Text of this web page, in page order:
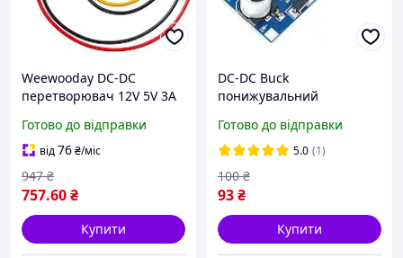
Weewooday DC-DC
перетворювач 12V 5V 3A
понижувальний
стабілізатор напруги для
авто, дротове
підключення
Готово до відправки
від76₴/міс
757.60₴
947 ₴
Купити
DC-DC Buck
понижувальний
LM2596S з 4V-30V до 5V-
30V 3A 20W
Готово до відправки
5.0 (1)
93₴
100 ₴
Купити